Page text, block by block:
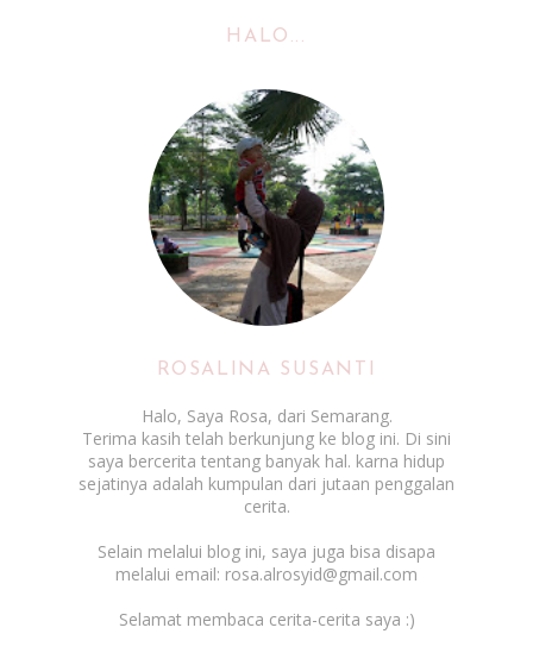
HALO...
ROSALINA SUSANTI
Halo, Saya Rosa, dari Semarang.
Terima kasih telah berkunjung ke blog ini. Di sini
saya bercerita tentang banyak hal. karna hidup
sejatinya adalah kumpulan dari jutaan penggalan
cerita.
Selain melalui blog ini, saya juga bisa disapa
melalui email: rosa.alrosyid@gmail.com
Selamat membaca cerita-cerita saya :)